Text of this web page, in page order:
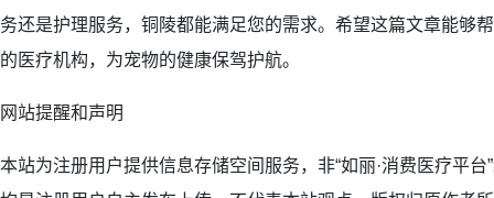
务还是护理服务，铜陵都能满足您的需求。希望这篇文章能够
的医疗机构，为宠物的健康保驾护航。
网站提醒和声明
本站为注册用户提供信息存储空间服务，非“如丽·消费医疗平